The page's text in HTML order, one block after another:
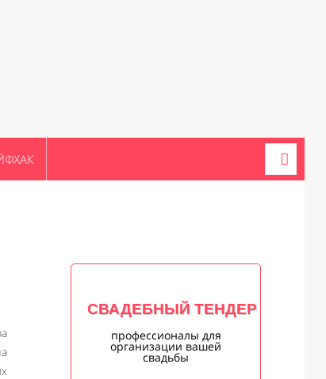
СВАДЕБНЫЙ ТЕНДЕР
профессионалы для
организации вашей
свадьбы